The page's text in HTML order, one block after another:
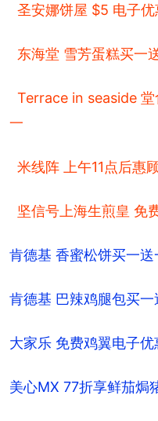
圣安娜饼屋 $5 电子优
东海堂 雪芳蛋糕买一
Terrace in seaside
一
米线阵 上午11点后惠
坚信号上海生煎皇 免
肯德基 香蜜松饼买一送
肯德基 巴辣鸡腿包买一
大家乐 免费鸡翼电子优
美心MX 77折享鲜茄焗